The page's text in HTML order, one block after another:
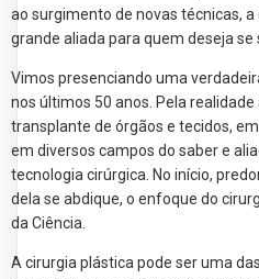
ao surgimento de novas técnicas,
grande aliada para quem deseja
Vimos presenciando uma
nos últimos 50 anos. Pela
transplante de órgãos e tecidos,
em diversos campos do saber e
tecnologia cirúrgica. No início,
dela se abdique, o enfoque do
da Ciência.
A cirurgia plástica pode ser uma